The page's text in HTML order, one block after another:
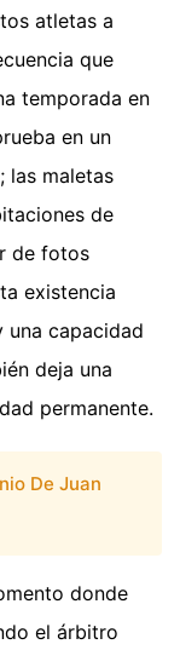
atletas a
que
temporada en
en un
las maletas
de
de fotos
existencia
una capacidad
deja una
permanente.
De Juan
donde
el árbitro